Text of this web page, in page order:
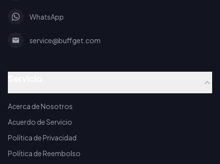
WhatsApp
service@buffget.com
Acerca de Nosotros
Acuerdo de Servicio
Política de Privacidad
Política de Reembolso